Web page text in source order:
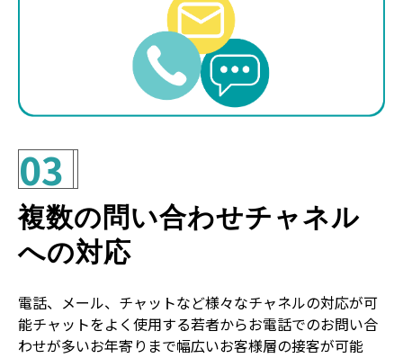
03
複数の問い合わせチャネル
への対応
電話、メール、チャットなど様々なチャネルの対応が可
能チャットをよく使用する若者からお電話でのお問い合
わせが多いお年寄りまで幅広いお客様層の接客が可能